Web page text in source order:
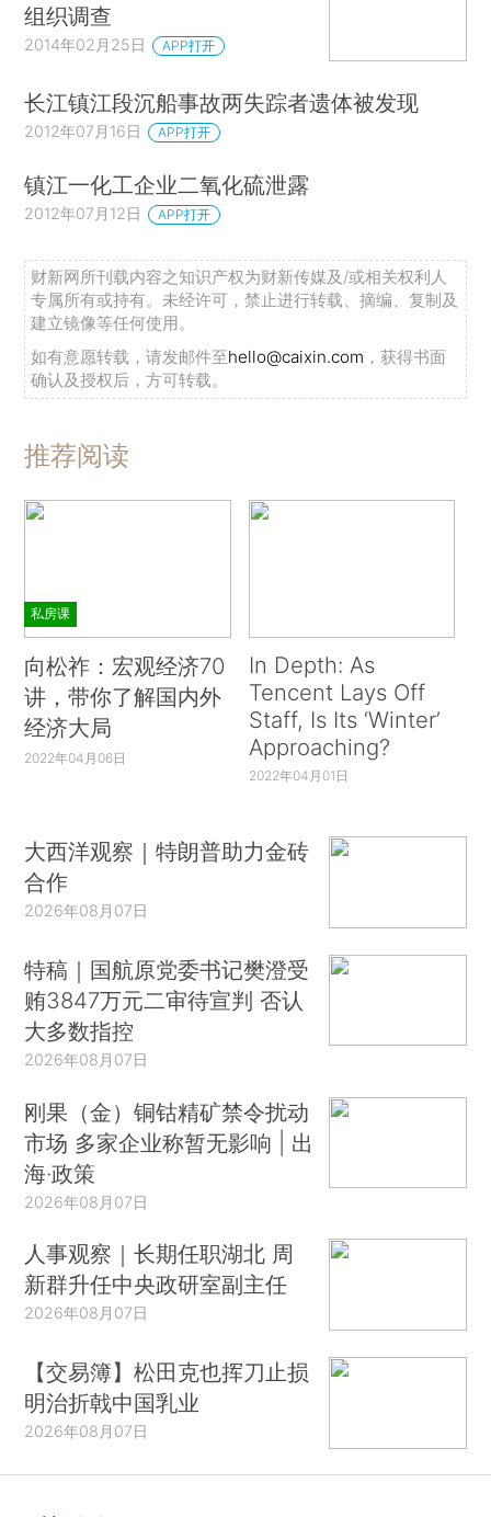
组织调查
2014年02月25日 APP打开
长江镇江段沉船事故两失踪者遗体被发现
2012年07月16日 APP打开
镇江一化工企业二氧化硫泄露
2012年07月12日 APP打开
财新网所刊载内容之知识产权为财新传媒及/或相关权利人
专属所有或持有。未经许可，禁止进行转载、摘编、复制及
建立镜像等任何使用。
如有意愿转载，请发邮件至hello@caixin.com ，获得书面
确认及授权后，方可转载。
推荐阅读
私房课
向松祚：宏观经济70
讲，带你了解国内外
经济大局
2022年04月06日
In Depth: As
Tencent Lays Off
Staff, Is Its ‘Winter’
Approaching?
2022年04月01日
大西洋观察｜特朗普助力金砖
合作
2026年08月07日
特稿｜国航原党委书记樊澄受
贿3847万元二审待宣判 否认
大多数指控
2026年08月07日
刚果（金）铜钴精矿禁令扰动
市场 多家企业称暂无影响 | 出
海·政策
2026年08月07日
人事观察｜长期任职湖北 周
新群升任中央政研室副主任
2026年08月07日
【交易簿】松田克也挥刀止损
明治折戟中国乳业
2026年08月07日